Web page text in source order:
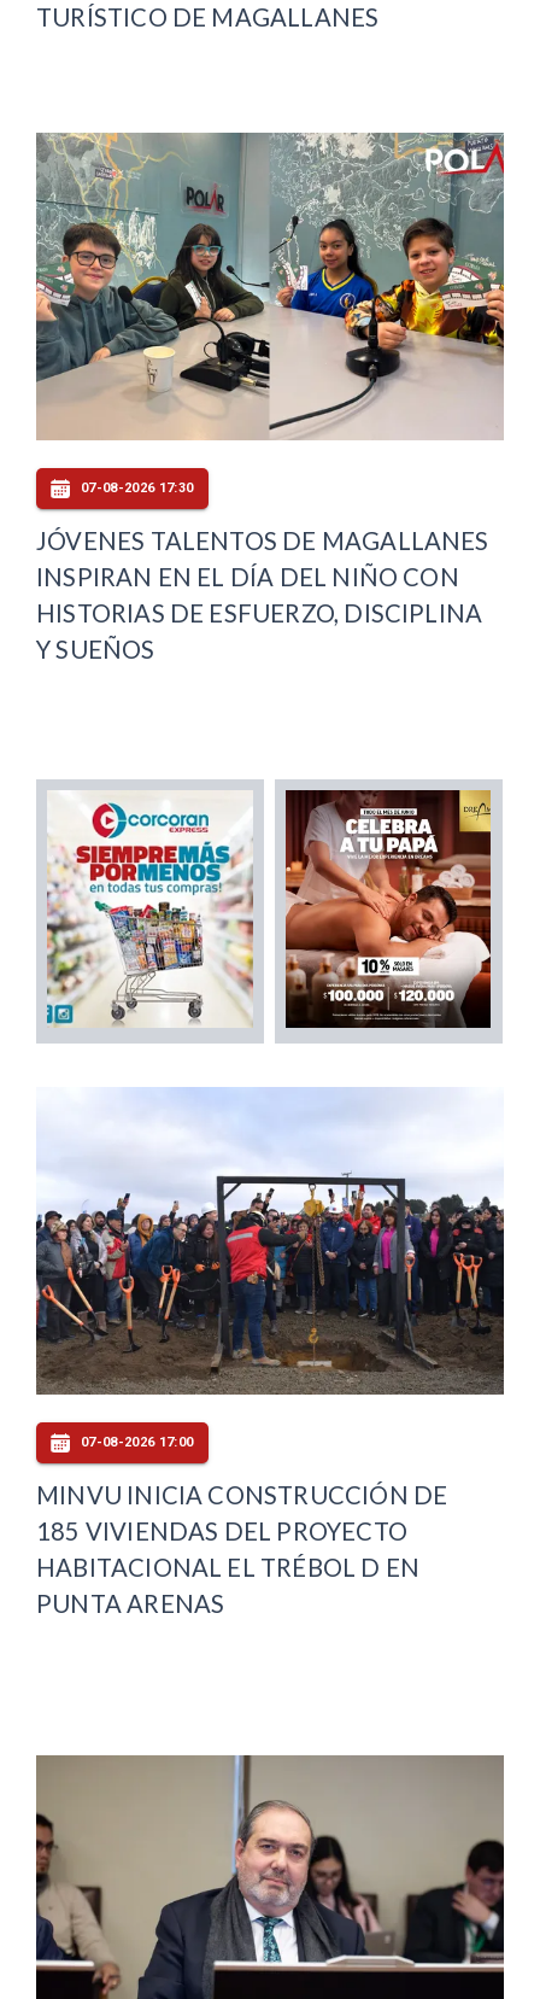
TURÍSTICO DE MAGALLANES
07-08-2026 17:30
JÓVENES TALENTOS DE MAGALLANES
INSPIRAN EN EL DÍA DEL NIÑO CON
HISTORIAS DE ESFUERZO, DISCIPLINA
Y SUEÑOS
07-08-2026 17:00
MINVU INICIA CONSTRUCCIÓN DE
185 VIVIENDAS DEL PROYECTO
HABITACIONAL EL TRÉBOL D EN
PUNTA ARENAS